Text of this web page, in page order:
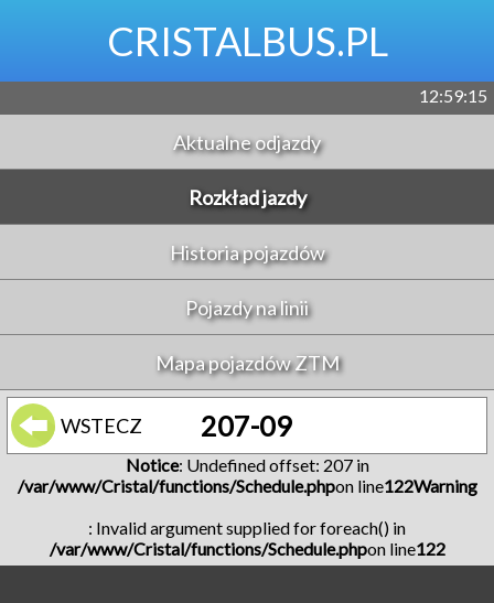
CRISTALBUS.PL
12:59:15
Aktualne odjazdy
Rozkład jazdy
Historia pojazdów
Pojazdy na linii
Mapa pojazdów ZTM
WSTECZ 207-09
Notice: Undefined offset: 207 in
/var/www/Cristal/functions/Schedule.phpon line122Warning
: Invalid argument supplied for foreach() in
/var/www/Cristal/functions/Schedule.phpon line122